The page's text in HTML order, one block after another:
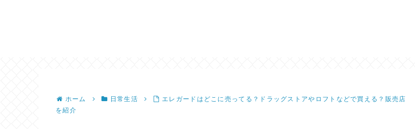
ホーム 日常生活
エレガードはどこに売ってる？ドラッグストアやロフトなどで買える？販売店
を紹介